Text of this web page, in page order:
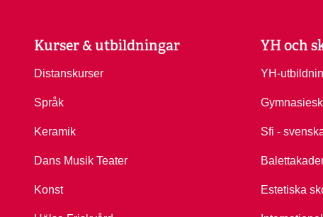
Kurser & utbildningar
Distanskurser
Språk
Keramik
Dans Musik Teater
Konst
YH och
YH-
Sfi -
Estetiska